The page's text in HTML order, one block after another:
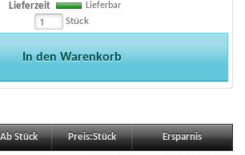
Lieferzeit Lieferbar
Stück
In den Warenkorb
Ab Stück Preis:Stück Ersparnis